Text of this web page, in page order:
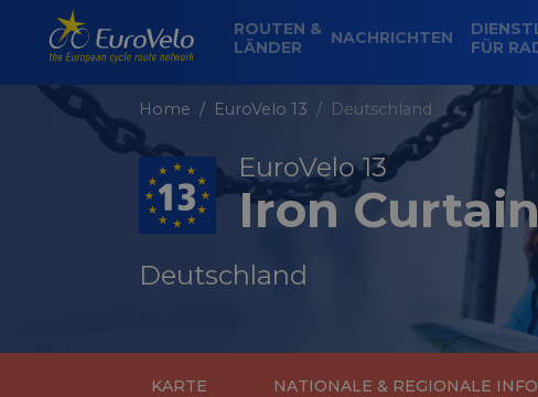
ROUTEN &
LÄNDER
NACHRICHTEN
FÜR
Home EuroVelo 13 Deutschland
EuroVelo 13
Iron
Deutschland
KARTE NATIONALE & REGIONALE